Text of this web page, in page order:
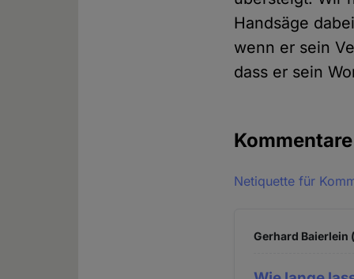
Handsäge
wenn er sein
dass er sein
Kommentare
Netiquette für
Gerhard